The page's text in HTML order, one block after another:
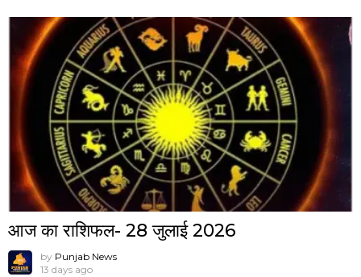
आज का राशिफल- 28 जुलाई 2026
by Punjab News
13 days ago